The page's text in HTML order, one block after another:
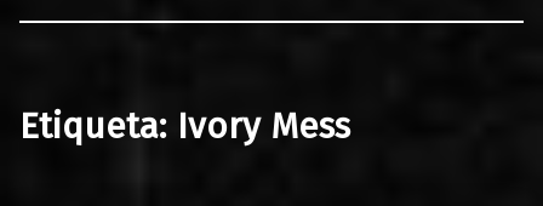
Etiqueta: Ivory Mess